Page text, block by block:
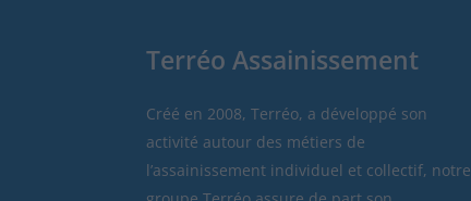
Terréo Assainissement
Créé en 2008, Terréo, a développé son
activité autour des métiers de
l’assainissement individuel et collectif, notre